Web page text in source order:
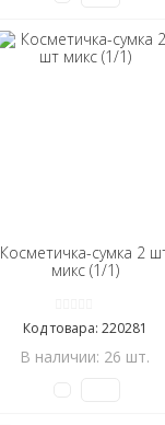
Косметичка-сумка 2
микс (1/1)
Код товара: 220281
В наличии: 26 шт.